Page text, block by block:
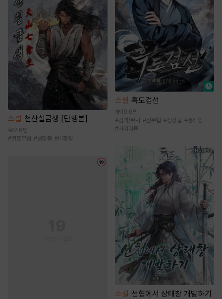
소설 천산칠금생 [단행본]
2.6만
#전통무협 #성장물 #비장함
소설 흑도검선
19.6만
#검객/무사 #신무협 #성장물 #통쾌함
#사이다물
소설 선협에서 상태창 개발하기